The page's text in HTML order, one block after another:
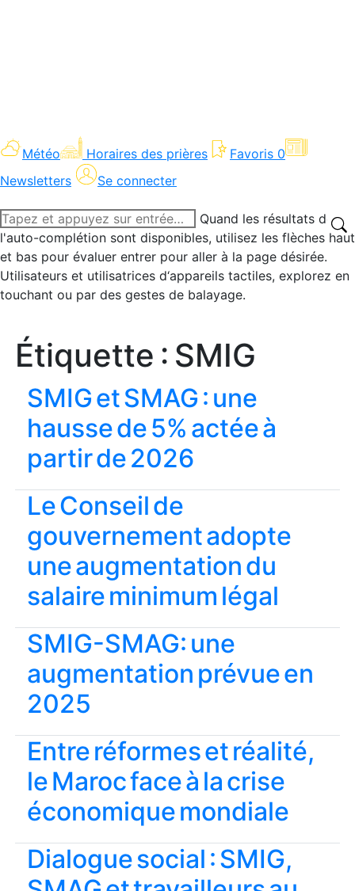
Météo Horaires des prières Favoris 0
Newsletters
Se connecter
Recherche
:
Quand les résultats de
l'auto-complétion sont disponibles, utilisez les flèches haut
et bas pour évaluer entrer pour aller à la page désirée.
Utilisateurs et utilisatrices d‘appareils tactiles, explorez en
touchant ou par des gestes de balayage.
Étiquette : SMIG
SMIG et SMAG : une
hausse de 5% actée à
partir de 2026
Le Conseil de
gouvernement adopte
une augmentation du
salaire minimum légal
SMIG-SMAG: une
augmentation prévue en
2025
Entre réformes et réalité,
le Maroc face à la crise
économique mondiale
Dialogue social : SMIG,